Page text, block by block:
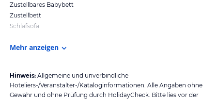
Zustellbares Babybett
Zustellbett
Schlafsofa
Mehr anzeigen
Hinweis: Allgemeine und unverbindliche
Hoteliers-/Veranstalter-/Kataloginformationen. Alle Angaben ohne
Gewähr und ohne Prüfung durch HolidayCheck. Bitte lies vor der